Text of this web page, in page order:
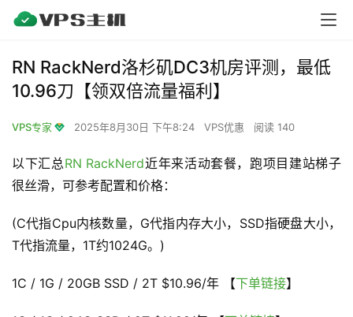
RN RackNerd洛杉矶DC3机房评测，最低
10.96刀【领双倍流量福利】
VPS专家 2025年8月30日 下午8:24 VPS优惠 阅读 140
以下汇总RN RackNerd近年来活动套餐，跑项目建站梯子
很丝滑，可参考配置和价格：
(C代指Cpu内核数量，G代指内存大小，SSD指硬盘大小，
T代指流量，1T约1024G。)
1C / 1G / 20GB SSD / 2T $10.96/年 【下单链接】